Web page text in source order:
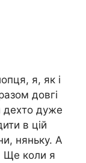
я, як і
довгі
дехто дуже
в цій
няньку. А
Ще коли я